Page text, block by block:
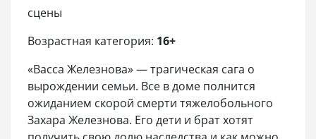
сцены
Возрастная категория: 16+
«Васса Железнова» — трагическая сага о
вырождении семьи. Все в доме полнится
ожиданием скорой смерти тяжелобольного
Захара Железнова. Его дети и брат хотят